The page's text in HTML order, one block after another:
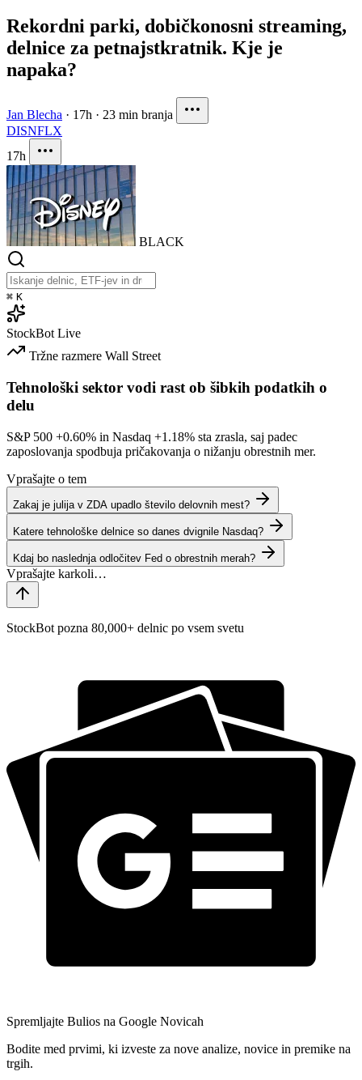
Rekordni parki, dobičkonosni streaming,
delnice za petnajstkratnik. Kje je
napaka?
Jan Blecha · 17h · 23 min branja
DISNFLX
17h
BLACK
⌘ K
StockBot Live
Tržne razmere Wall Street
Tehnološki sektor vodi rast ob šibkih podatkih o
delu
S&P 500 +0.60% in Nasdaq +1.18% sta zrasla, saj padec
zaposlovanja spodbuja pričakovanja o nižanju obrestnih mer.
Vprašajte o tem
Zakaj je julija v ZDA upadlo število delovnih mest?
Katere tehnološke delnice so danes dvignile Nasdaq?
Kdaj bo naslednja odločitev Fed o obrestnih merah?
StockBot pozna 80,000+ delnic po vsem svetu
Spremljajte Bulios na Google Novicah
Bodite med prvimi, ki izveste za nove analize, novice in premike na
trgih.